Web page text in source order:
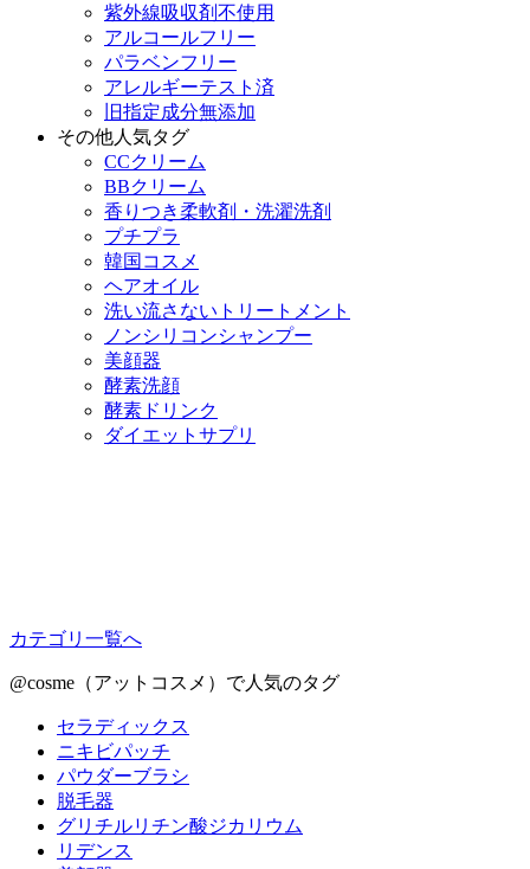
紫外線吸収剤不使用
アルコールフリー
パラベンフリー
アレルギーテスト済
旧指定成分無添加
その他人気タグ
CCクリーム
BBクリーム
香りつき柔軟剤・洗濯洗剤
プチプラ
韓国コスメ
ヘアオイル
洗い流さないトリートメント
ノンシリコンシャンプー
美顔器
酵素洗顔
酵素ドリンク
ダイエットサプリ
カテゴリ一覧へ
@cosme（アットコスメ）で人気のタグ
セラディックス
ニキビパッチ
パウダーブラシ
脱毛器
グリチルリチン酸ジカリウム
リデンス